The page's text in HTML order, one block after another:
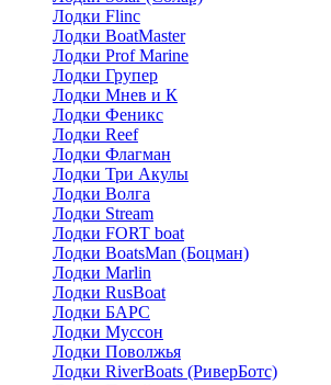
Лодки Flinc
Лодки BoatMaster
Лодки Prof Marine
Лодки Групер
Лодки Мнев и К
Лодки Феникс
Лодки Reef
Лодки Флагман
Лодки Три Акулы
Лодки Волга
Лодки Stream
Лодки FORT boat
Лодки BoatsMan (Боцман)
Лодки Marlin
Лодки RusBoat
Лодки БАРС
Лодки Муссон
Лодки Поволжья
Лодки RiverBoats (РиверБотс)